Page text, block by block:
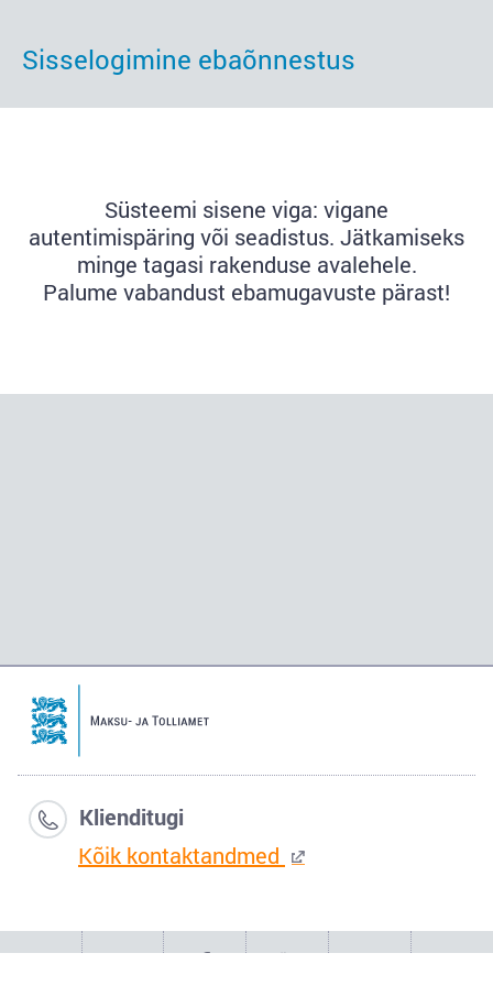
Sisselogimine ebaõnnestus
Süsteemi sisene viga: vigane
autentimispäring või seadistus. Jätkamiseks
minge tagasi rakenduse avalehele.
Palume vabandust ebamugavuste pärast!
Klienditugi
Kõik kontaktandmed